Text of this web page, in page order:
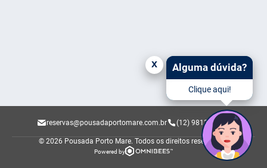
reservas@pousadaportomare.com.br (12) 98137-1250
© 2026 Pousada Porto Mare. Todos os direitos reservados.
Powered by
Alguma dúvida?
Clique aqui!
x